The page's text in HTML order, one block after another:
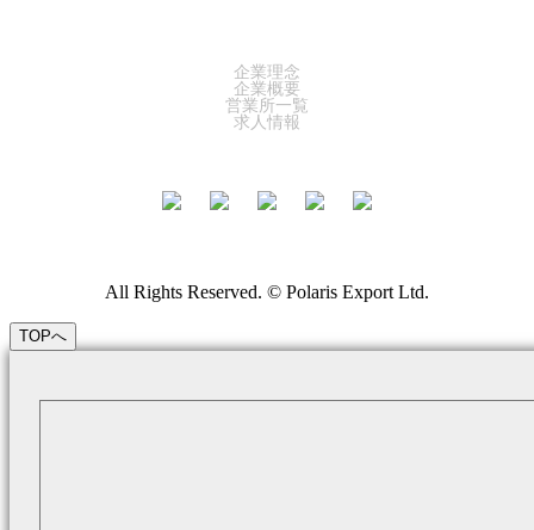
企業理念
企業概要
営業所一覧
求人情報
All Rights Reserved. © Polaris Export Ltd.
TOPへ